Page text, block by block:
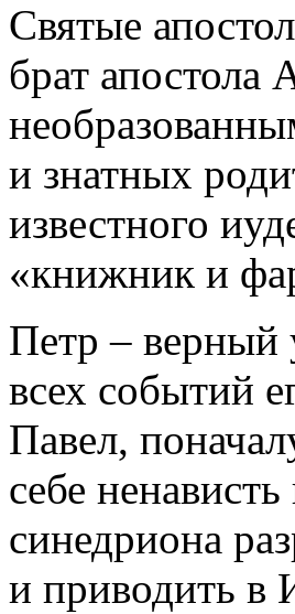
Святые
брат апостола
и знатных
известного
«книжник и
Петр – верный
всех событий
Павел,
себе
синедриона
и приводить в